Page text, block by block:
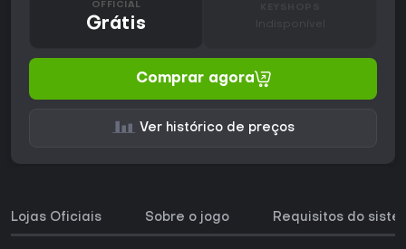
OFFICIAL
Grátis Indisponível
Comprar agora
Ver histórico de preços
Lojas Oficiais Sobre o jogo Requisitos do